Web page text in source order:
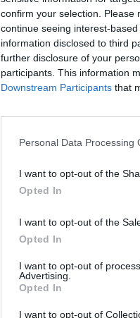
confirm your selection. Please
continue seeing interest-
information disclosed to third
further disclosure of your
participants. This information
Downstream Participants that
Personal Data Processing
I want to opt-out of the
Opted In
I want to opt-out of the
Opted In
I want to opt-out of
Advertising.
Opted In
I want to opt-out of